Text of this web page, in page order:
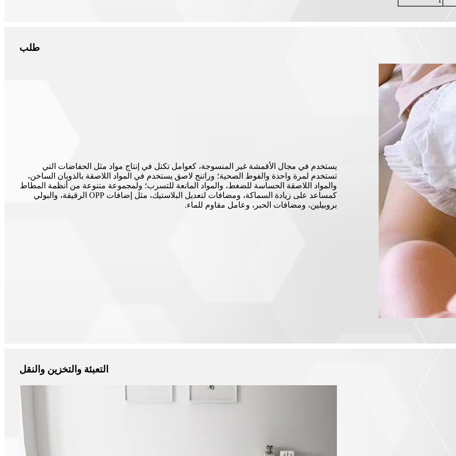
طلب
يستخدم في مجال الأقمشة غير المنسوجة، كعوامل تكتل في إنتاج مواد مثل الحفاضات التي
تستخدم لمرة واحدة والفوط الصحية؛ وراتنج لاصق يستخدم في المواد اللاصقة بالذوبان الساخن،
والمواد اللاصقة الحساسة للضغط، والمواد المانعة للتسرب؛ ولمجموعة متنوعة من أنظمة المطاط
كمساعد على زيادة السماكة، ومضافات لتعديل البلاستيك، مثل إضافات OPP الرقيقة، والبولي
بروبيلين، ومضافات الحبر، وعامل مقاوم للماء.
التعبئة والتخزين والنقل